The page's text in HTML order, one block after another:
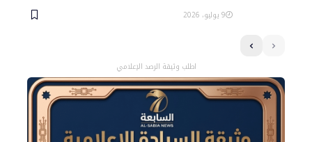
9 يوليو، 2026
اطلب وثيقة الرصد الإعلامي